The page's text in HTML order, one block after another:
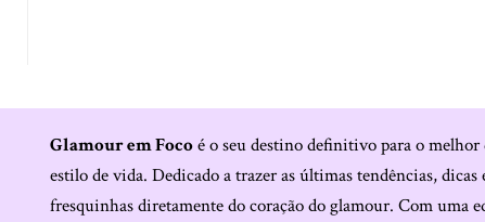
Glamour em Focoé o seu destino definitivo para o melhor
estilo de vida. Dedicado a trazer as últimas tendências,
fresquinhas diretamente do coração do glamour. Com uma